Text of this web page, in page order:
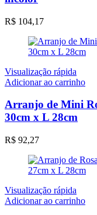
R$ 104,17
Visualização rápida
Adicionar ao carrinho
Arranjo de Mini
30cm x L 28cm
R$ 92,27
Visualização rápida
Adicionar ao carrinho